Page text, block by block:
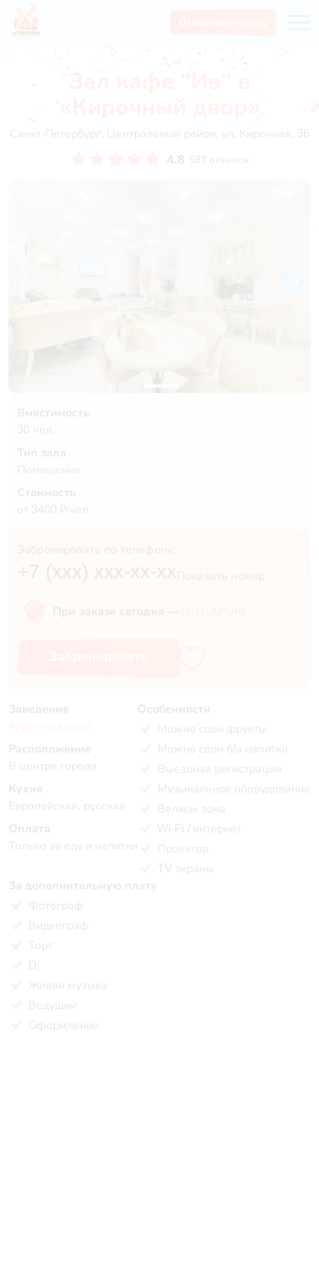
Зал кафе "Ив" в
«Кирочный двор»
Санкт-Петербург, Центральный район, ул. Кирочная, 36
4.8 587 отзывов
Вместимость
30 чел.
Тип зала
Помещение
Стоимость
от 3400 ₽/чел.
Забронировать по телефону:
+7 (xxx) xxx-xx-xx Показать номер
При заказе сегодня —
Заведение
Расположение
В центре города
Кухня
Европейская, русская
Оплата
Только за еду и напитки
Особенности
Можно свои фрукты
Можно свои б/а напитки
Выездная регистрация
Музыкальное оборудование
Велком зона
Wi-Fi / интернет
Проектор
TV экраны
За дополнительную плату
Фотограф
Видеограф
Торт
Dj
Живая музыка
Ведущий
Оформление